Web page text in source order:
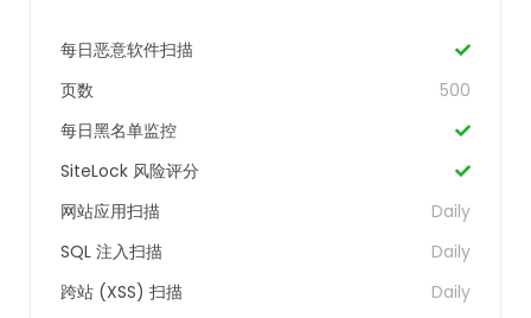
每日恶意软件扫描
页数
500
每日黑名单监控
SiteLock 风险评分
网站应用扫描
Daily
SQL 注入扫描
Daily
跨站 (XSS) 扫描
Daily